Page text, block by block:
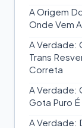
A Origem
Onde Vem
A Verdade:
Trans
Correta
A Verdade:
Gota Puro
A Verdade: